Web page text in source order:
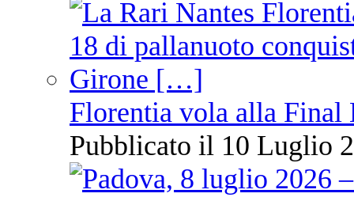
Florentia vola alla Final
Pubblicato il 10 Luglio